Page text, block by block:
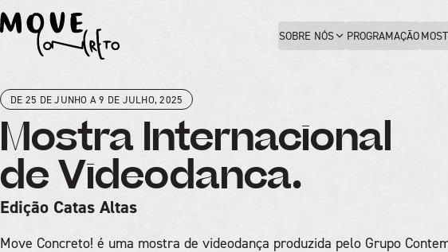
SOBRE NÓS PROGRAMAÇÃO
DE 25 DE JUNHO A 9 DE JULHO, 2025
Mostra Internacional
de Videodanca.
Edição Catas Altas
Move Concreto! é uma mostra de videodança produzida pelo Grupo